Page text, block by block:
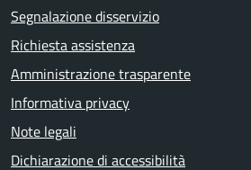
Segnalazione disservizio
Richiesta assistenza
Amministrazione trasparente
Informativa privacy
Note legali
Dichiarazione di accessibilità